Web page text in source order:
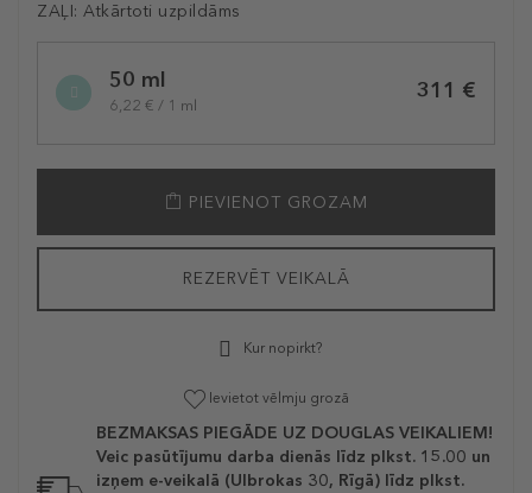
ZAĻI: Atkārtoti uzpildāms
variation50 ml
6,22 € / 1 ml
311 €
PIEVIENOT GROZAM
REZERVĒT VEIKALĀ
Kur nopirkt?
Ievietot vēlmju grozā
BEZMAKSAS PIEGĀDE UZ DOUGLAS VEIKALIEM!
Veic pasūtījumu darba dienās līdz plkst. 15.00 un
izņem e-veikalā (Ulbrokas 30, Rīgā) līdz plkst.